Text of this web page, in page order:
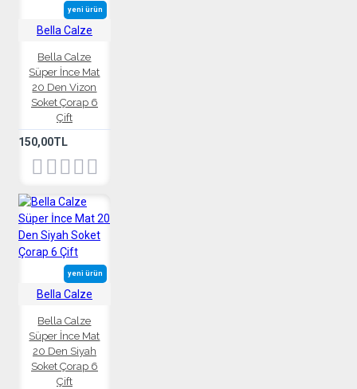
yeni ürün
Bella Calze
Bella Calze
Süper İnce Mat
20 Den Vizon
Soket Çorap 6
Çift
150,00TL
yeni ürün
Bella Calze
Bella Calze
Süper İnce Mat
20 Den Siyah
Soket Çorap 6
Çift